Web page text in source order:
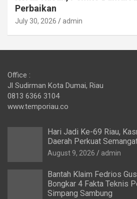
Perbaikan
July 30, 2026 admin
Office :
Jl Sudirman Kota Dumai, Riau
0813 6366 3104
www.temporiau.co
Hari Jadi Ke-69 Riau,
Daerah Perkuat
August 9, 2026 admin
Bantah Klaim Fedrios
Bongkar 4 Fakta Teknis
Simpang Sambung